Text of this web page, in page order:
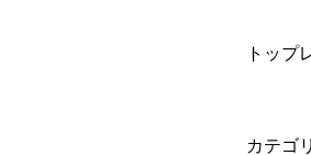
トップ
絞り込み
カテゴ